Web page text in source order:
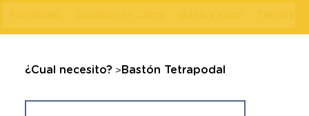
¿Cual necesito? > Bastón Tetrapodal